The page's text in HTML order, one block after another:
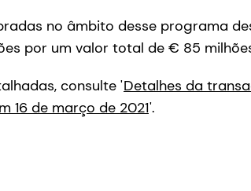
no âmbito desse programa
por um valor total de € 85
consulte 'Detalhes da
16 de março de 2021'.